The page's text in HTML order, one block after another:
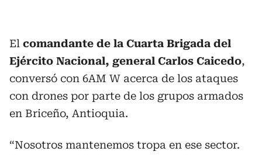
El comandante de la Cuarta Brigada del
Ejército Nacional, general Carlos Caicedo,
conversó con 6AM W acerca de los ataques
con drones por parte de los grupos armados
en Briceño, Antioquia.
“Nosotros mantenemos tropa en ese sector.